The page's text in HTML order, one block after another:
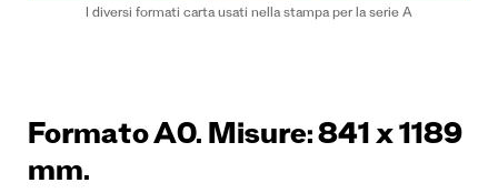
I diversi formati carta usati nella stampa per la serie A
Formato A0. Misure: 841 x 1189
mm.